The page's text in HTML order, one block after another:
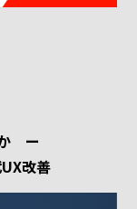
ー
改善